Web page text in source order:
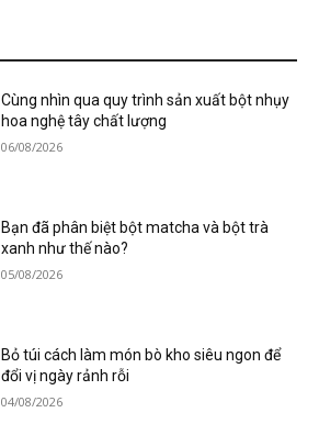
Cùng nhìn qua quy trình sản xuất bột nhụy
hoa nghệ tây chất lượng
06/08/2026
Bạn đã phân biệt bột matcha và bột trà
xanh như thế nào?
05/08/2026
Bỏ túi cách làm món bò kho siêu ngon để
đổi vị ngày rảnh rỗi
04/08/2026